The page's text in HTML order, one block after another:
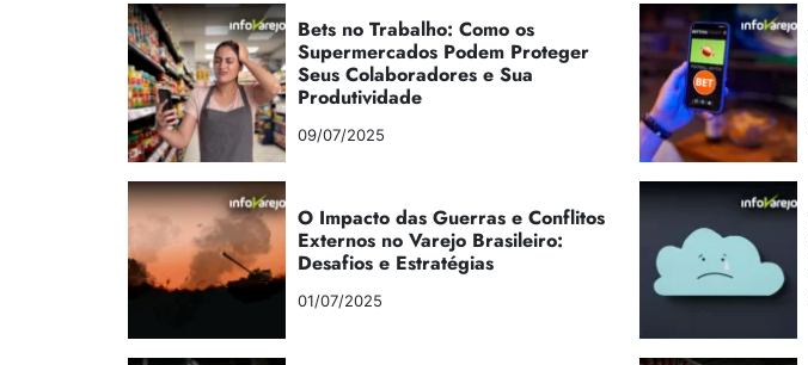
Bets no Trabalho: Como os
Supermercados Podem Proteger
Seus Colaboradores e Sua
Produtividade
09/07/2025
O Impacto das Guerras e Conflitos
Externos no Varejo Brasileiro:
Desafios e Estratégias
01/07/2025